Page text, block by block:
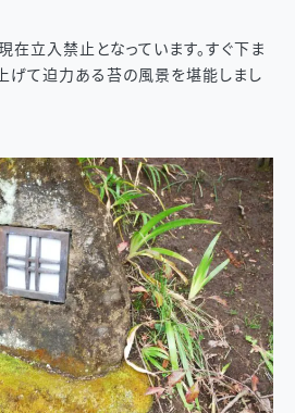
在立入禁止となっています。すぐ下ま
げて迫力ある苔の風景を堪能しまし